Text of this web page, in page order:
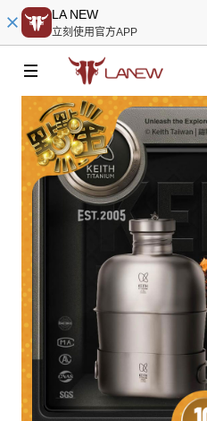
LA NEW
立刻使用官方APP